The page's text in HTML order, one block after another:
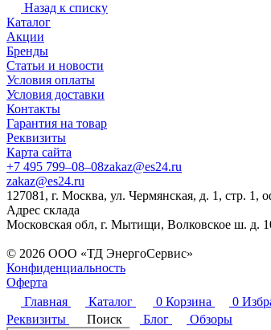
Назад к списку
Каталог
Акции
Бренды
Статьи и новости
Условия оплаты
Условия доставки
Контакты
Гарантия на товар
Реквизиты
Карта сайта
+7 495 799–08–08zakaz@es24.ru
zakaz@es24.ru
127081, г. Москва, ул. Чермянская, д. 1, стр. 1,
Адрес склада
Московская обл, г. Мытищи, Волковское ш. д.
© 2026 ООО «ТД ЭнергоСервис»
Конфиденциальность
Оферта
Главная
Каталог 0 Корзина 0
Реквизиты
Поиск Блог Обзоры